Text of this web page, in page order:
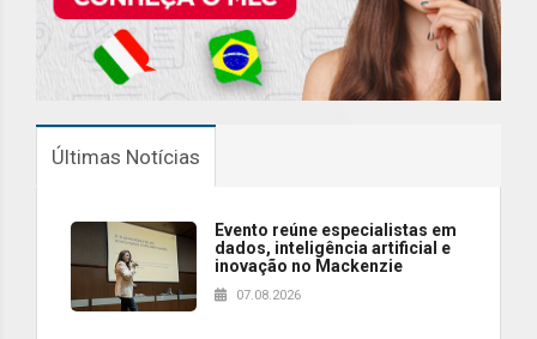
Últimas Notícias
Evento reúne especialistas em
dados, inteligência artificial e
inovação no Mackenzie
07.08.2026